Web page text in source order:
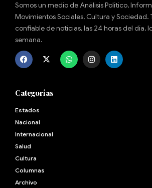
Somos un medio de Análisis Político,
Movimientos Sociales, Cultura y Sociedad.
confiable de noticias, las 24 horas del día,
semana.
Categorías
Estados
Nacional
Internacional
Salud
Cultura
Archivo